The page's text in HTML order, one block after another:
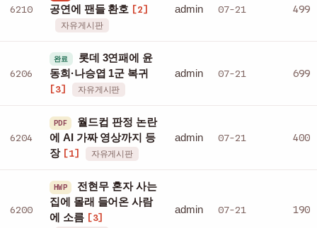
6210
공연에 팬들 환호 [2]
자유게시판
admin 07-21 499
6206
완료
롯데 3연패에 윤
동희·나승엽 1군 복귀
[3] 자유게시판
admin 07-21 699
6204
PDF
월드컵 판정 논란
에 AI 가짜 영상까지 등
장 [1] 자유게시판
admin 07-21 400
6200
HWP
전현무 혼자 사는
집에 몰래 들어온 사람
에 소름 [3]
admin 07-21 190